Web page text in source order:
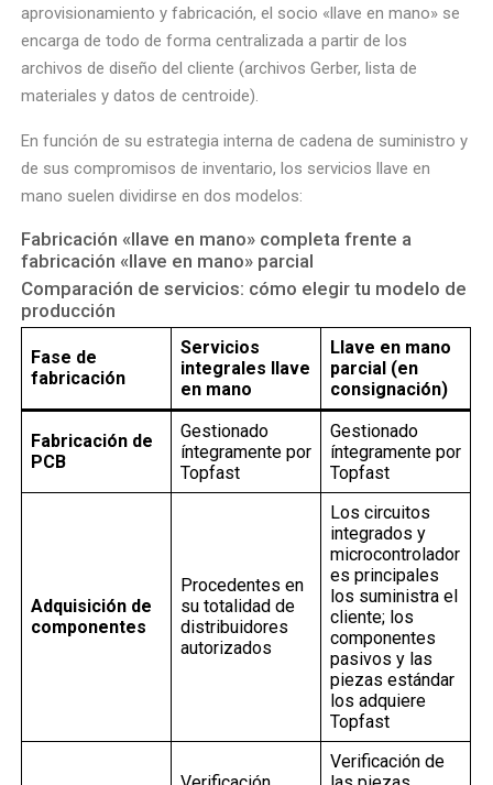
aprovisionamiento y fabricación, el socio «llave en mano» se
encarga de todo de forma centralizada a partir de los
archivos de diseño del cliente (archivos Gerber, lista de
materiales y datos de centroide).
En función de su estrategia interna de cadena de suministro y
de sus compromisos de inventario, los servicios llave en
mano suelen dividirse en dos modelos:
Fabricación «llave en mano» completa frente a
fabricación «llave en mano» parcial
Comparación de servicios: cómo elegir tu modelo de
producción
Fase de
fabricación
Servicios
integrales llave
en mano
Llave en mano
parcial (en
consignación)
Fabricación de
PCB
Gestionado
íntegramente por
Topfast
Gestionado
íntegramente por
Topfast
Adquisición de
componentes
Procedentes en
su totalidad de
distribuidores
autorizados
Los circuitos
integrados y
microcontrolador
es principales
los suministra el
cliente; los
componentes
pasivos y las
piezas estándar
los adquiere
Topfast
Verificación de